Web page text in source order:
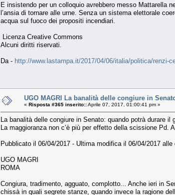
E insistendo per un colloquio avrebbero messo Mattarella
l’ansia di tornare alle urne. Senza un sistema elettorale
acqua sul fuoco dei propositi incendiari.
Licenza Creative Commons
Alcuni diritti riservati.
Da - http://www.lastampa.it/2017/04/06/italia/politica/renzi-
UGO MAGRI La banalità delle congiure in
« Risposta #365 inserito::Aprile 07, 2017, 01:00:41 pm »
La banalità delle congiure in Senato: quando potrà durare il
La maggioranza non c’è più per effetto della scissione Pd.
Pubblicato il 06/04/2017 - Ultima modifica il 06/04/2017 alle
UGO MAGRI
ROMA
Congiura, tradimento, agguato, complotto... Anche ieri in
chissà in quali segrete stanze, quando invece la ragione